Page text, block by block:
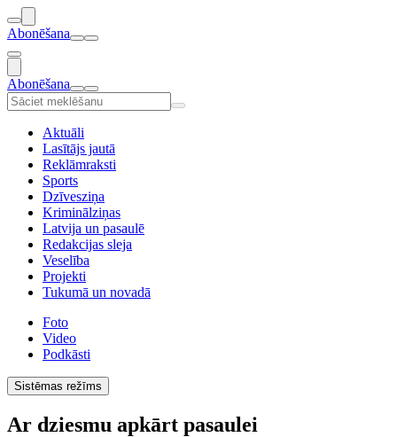
Abonēšana
Abonēšana
Aktuāli
Lasītājs jautā
Reklāmraksti
Sports
Dzīvesziņa
Kriminālziņas
Latvija un pasaulē
Redakcijas sleja
Veselība
Projekti
Tukumā un novadā
Foto
Video
Podkāsti
Sistēmas režīms
Ar dziesmu apkārt pasaulei